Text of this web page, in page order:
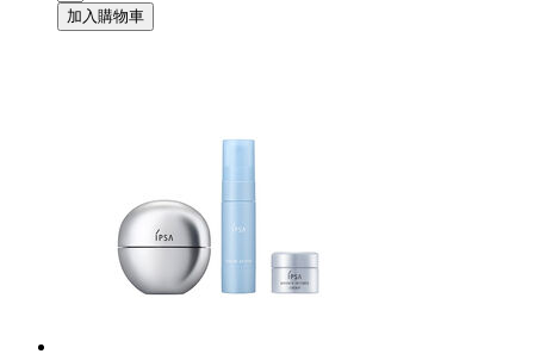
加入購物車